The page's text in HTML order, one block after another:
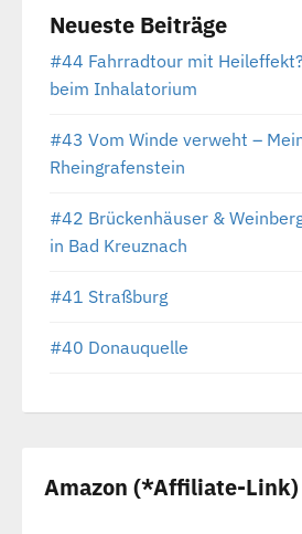
Neueste Beiträge
#44 Fahrradtour mit
beim Inhalatorium
#43 Vom Winde verweht –
Rheingrafenstein
#42 Brückenhäuser &
in Bad Kreuznach
#41 Straßburg
#40 Donauquelle
Amazon (*Affiliate-Link)